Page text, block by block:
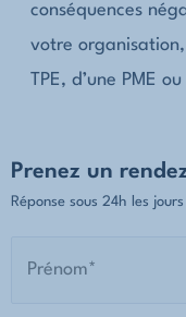
Prenez un
Réponse sous 24h les
conséquences
votre
TPE, d’une PME